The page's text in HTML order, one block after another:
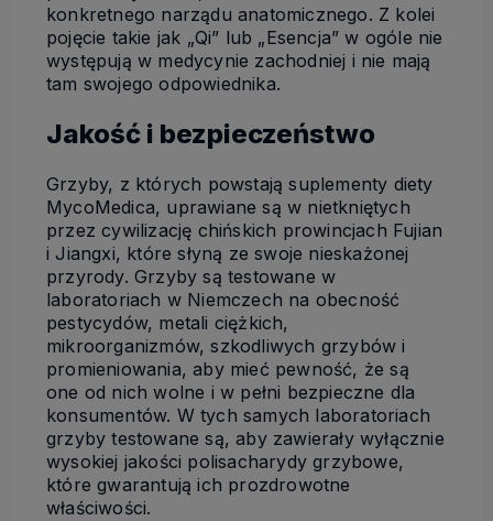
konkretnego narządu anatomicznego. Z kolei
pojęcie takie jak „Qi” lub „Esencja” w ogóle nie
występują w medycynie zachodniej i nie mają
tam swojego odpowiednika.
Jakość i bezpieczeństwo
Grzyby, z których powstają suplementy diety
MycoMedica, uprawiane są w nietkniętych
przez cywilizację chińskich prowincjach Fujian
i Jiangxi, które słyną ze swoje nieskażonej
przyrody. Grzyby są testowane w
laboratoriach w Niemczech na obecność
pestycydów, metali ciężkich,
mikroorganizmów, szkodliwych grzybów i
promieniowania, aby mieć pewność, że są
one od nich wolne i w pełni bezpieczne dla
konsumentów. W tych samych laboratoriach
grzyby testowane są, aby zawierały wyłącznie
wysokiej jakości polisacharydy grzybowe,
które gwarantują ich prozdrowotne
właściwości.